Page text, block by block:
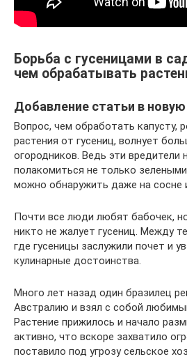
Борьба с гусеницами в
чем обрабатывать
Добавление статьи в
Вопрос, чем обработать капусту,
растения от гусениц, волнует
огородников. Ведь эти вредители
полакомиться не только
можно обнаружить даже на сосне
Почти все люди любят бабочек,
никто не жалует гусениц. Между
где гусеницы заслужили почет и
кулинарные достоинства.
Много лет назад один бразилец
Австралию и взял с собой
Растение прижилось и начало
активно, что вскоре захватило
поставило под угрозу сельское